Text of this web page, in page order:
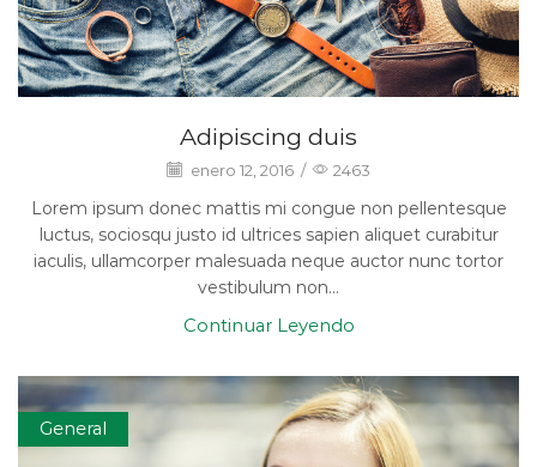
Adipiscing duis
enero 12, 2016 / 2463
Lorem ipsum donec mattis mi congue non pellentesque
luctus, sociosqu justo id ultrices sapien aliquet curabitur
iaculis, ullamcorper malesuada neque auctor nunc tortor
vestibulum non...
Continuar Leyendo
General